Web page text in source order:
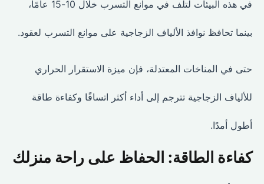
في هذه البيئات لتلف في موانع التسرب خلال 10-15 عامًا،
بينما تحافظ نوافذ الألياف الزجاجية على موانع التسرب لعقود.
حتى في المناخات المعتدلة، فإن ميزة الاستقرار الحراري
للألياف الزجاجية تترجم إلى أداء أكثر اتساقًا وكفاءة طاقة
أطول أمدًا.
كفاءة الطاقة: الحفاظ على راحة منزلك